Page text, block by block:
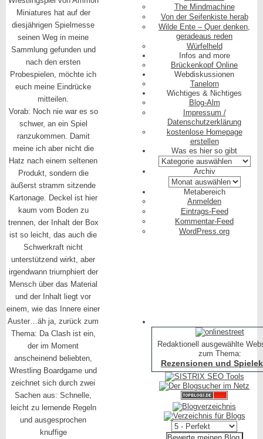
Miniatures hat auf der
diesjährigen Spielmesse
seinen Weg in meine
Sammlung gefunden und
nach den ersten
Probespielen, möchte ich
euch meine Eindrücke
mitteilen.
Vorab: Noch nie war es so
schwer, an ein Spiel
ranzukommen. Damit
meine ich aber nicht die
Hatz nach einem seltenen
Produkt, sondern die
äußerst stramm sitzende
Kartonage. Deckel ist hier
kaum vom Boden zu
trennen, der Inhalt der Box
ist so leicht, das auch die
Schwerkraft nicht
unterstützend wirkt, aber
irgendwann triumphiert der
Mensch über das Material
und der Inhalt liegt vor
einem, wie das Innere einer
Auster…äh ja, zurück zum
Thema: Da Clash ist ein,
der im Moment
anscheinend beliebten,
Wrestling Boardgame und
zeichnet sich durch zwei
Sachen aus: Schnelle,
leicht zu lernende Regeln
und ausgesprochen
knuffige
The Mindmachine
Von der Seifenkiste herab
Wilde Ente – Quer denken,
geradeaus reden
Würfelheld
Infos and more
Brückenkopf Online
Webdiskussionen
Tanelorn
Wichtiges & Nichtiges
Blog-Alm
Impressum /
Datenschutzerklärung
kostenlose Homepage
erstellen
Was es hier so gibt
Was
es
hier
Archiv
Archiv
Metabereich
Anmelden
Eintrags-Feed
Kommentar-Feed
WordPress.org
Redaktionell ausgewählte
zum Thema:
Rezensionen und